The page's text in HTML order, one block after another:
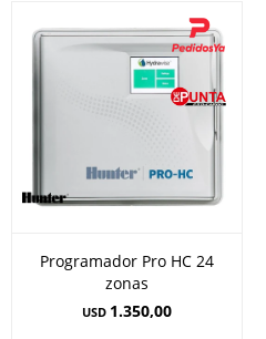
Programador Pro HC 24
zonas
USD 1.350,00